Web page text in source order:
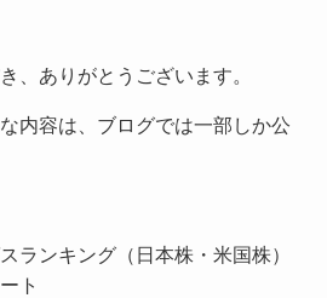
、ありがとうございます。
内容は、ブログでは一部しか公
ランキング（日本株・米国株）
ト